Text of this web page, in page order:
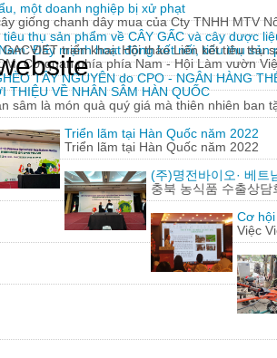
một doanh nghiệp bị xử phạt
giống chanh dây mua của Cty TNHH MTV
Đẩy mạnh hoạt động kết nối, tiêu thụ sản
Cơ quan phía phía Nam - Hội Làm vườn
THIỆU VỀ NHÂN SÂM HÀN QUỐC
sâm là món quà quý giá mà thiên nhiên ban
Triển lãm tại Hàn Quốc năm 2022
Triển lãm tại Hàn Quốc năm 2022
(주)명전바이오· 베
충북 농식품 수출상
Cơ
Việc
thụ sản phẩm về CÂY GẤC và cây dược
triển khai: Hội thảo Liên kết tiêu thụ
TÂY NGUYÊN do CPO - NGÂN HÀNG